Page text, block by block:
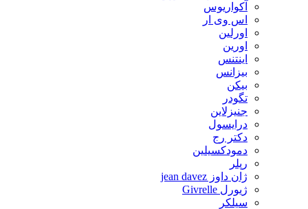
آکواریوس
اس وی ار
اورلین
اورین
اینتنس
بیزانس
بیکن
تگودر
جنیزلاین
درایسول
دکتر رج
دمودکسیلین
رپلر
ژان داوز jean davez
ژیورل Givrelle
سیلکر